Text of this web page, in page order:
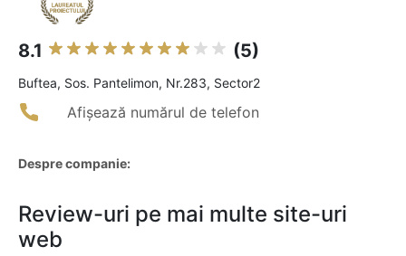
8.1 (5)
Buftea, Sos. Pantelimon, Nr.283, Sector2
Afișează numărul de telefon
Despre companie:
Review-uri pe mai multe site-uri
web